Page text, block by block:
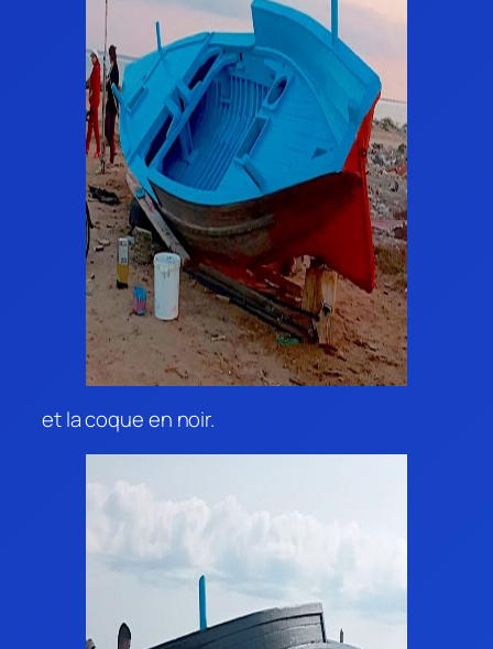
et la coque en noir.